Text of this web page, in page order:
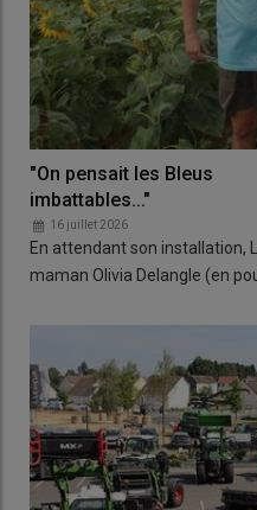
"On pensait les Bleus
imbattables..."
16 juillet 2026
En attendant son installation,
maman Olivia Delangle (en